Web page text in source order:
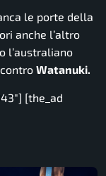
le porte della
anche l’altro
l’australiano
Watanuki.
[the_ad